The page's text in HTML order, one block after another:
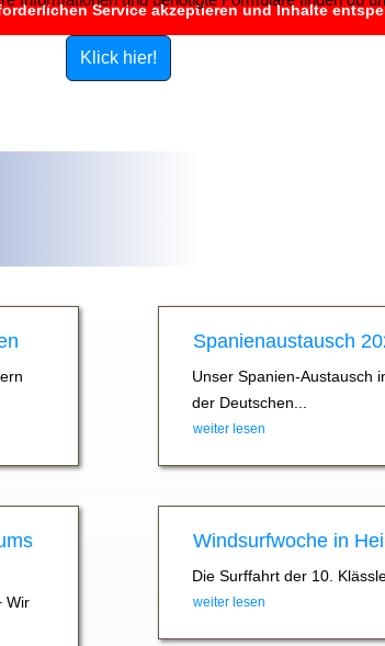
Service akzeptieren und Inhalte
Klick hier!
Spanienaustausch
Unser Spanien-Austausch
der Deutschen...
weiter lesen
Wir
Windsurfwoche in
Die Surffahrt der 10.
weiter lesen